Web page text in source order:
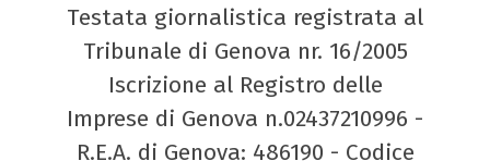
Testata giornalistica registrata al
Tribunale di Genova nr. 16/2005
Iscrizione al Registro delle
Imprese di Genova n.02437210996 -
R.E.A. di Genova: 486190 - Codice